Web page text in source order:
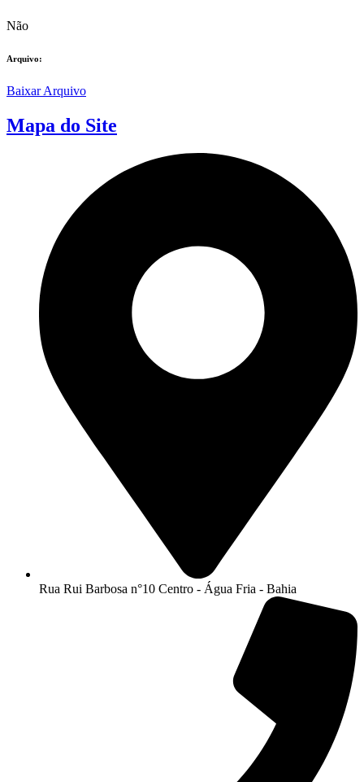
Não
Arquivo:
Baixar Arquivo
Mapa do Site
Rua Rui Barbosa n°10 Centro - Água Fria - Bahia